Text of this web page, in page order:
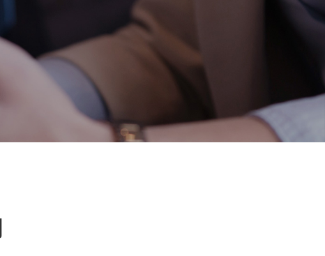
互动交流
环境、社会与治理
投资者教育